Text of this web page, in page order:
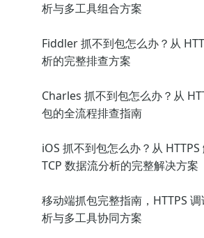
析与多工具组合方案
Fiddler 抓不到包怎么办？从
析的完整排查方案
Charles 抓不到包怎么办？从
包的全流程排查指南
iOS 抓不到包怎么办？从
TCP 数据流分析的完整解决方案
移动端抓包完整指南，HTTPS
析与多工具协同方案